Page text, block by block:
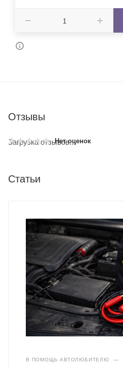
Отзывы
Нет оценок
Загрузка отзывов...
Статьи
В ПОМОЩЬ АВТОЛЮБИТЕЛЮ —